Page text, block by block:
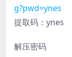
g?pwd=ynes
提取码：ynes
解压密码